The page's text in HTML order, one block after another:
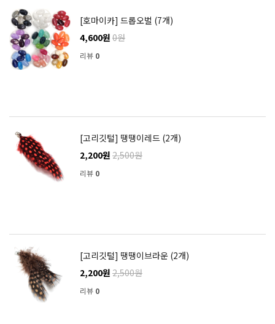
[호마이카] 드롭오벌 (7개)
4,600원 0원
리뷰 0
[고리깃털] 땡땡이레드 (2개)
2,200원 2,500원
리뷰 0
[고리깃털] 땡땡이브라운 (2개)
2,200원 2,500원
리뷰 0